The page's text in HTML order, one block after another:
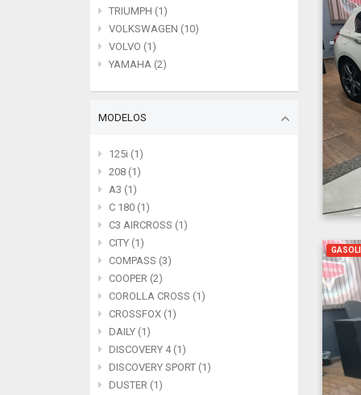
TRIUMPH (1)
VOLKSWAGEN (10)
VOLVO (1)
YAMAHA (2)
MODELOS
125i (1)
208 (1)
A3 (1)
C 180 (1)
C3 AIRCROSS (1)
CITY (1)
COMPASS (3)
COOPER (2)
COROLLA CROSS (1)
CROSSFOX (1)
DAILY (1)
DISCOVERY 4 (1)
DISCOVERY SPORT (1)
DUSTER (1)